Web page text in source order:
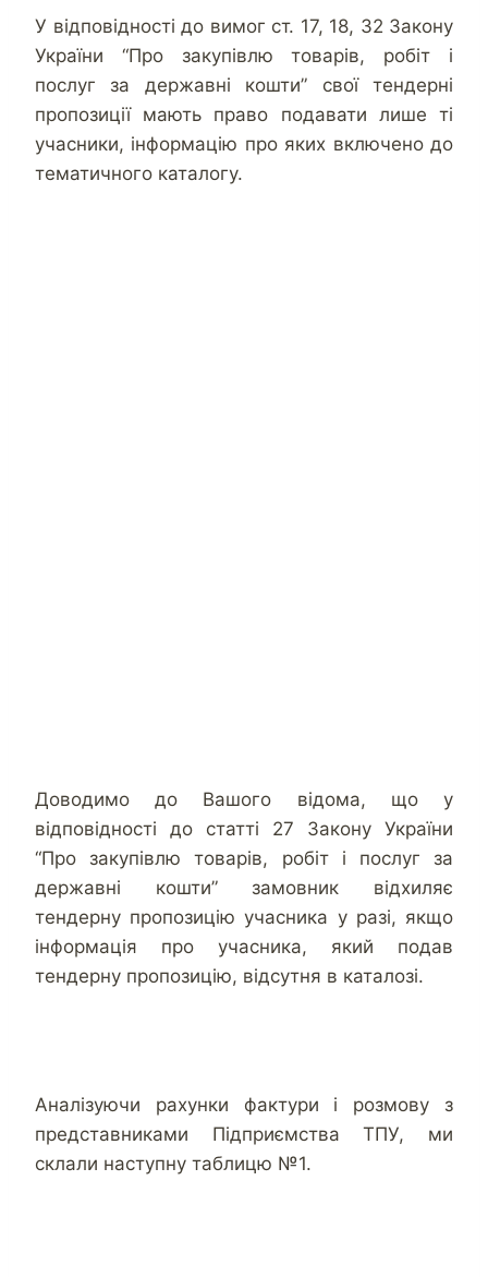
У відповідності до вимог ст. 17, 18, 32 Закону
України “Про закупівлю товарів, робіт і
послуг за державні кошти” свої тендерні
пропозиції мають право подавати лише ті
учасники, інформацію про яких включено до
тематичного каталогу.
Доводимо до Вашого відома, що у
відповідності до статті 27 Закону України
“Про закупівлю товарів, робіт і послуг за
державні кошти” замовник відхиляє
тендерну пропозицію учасника у разі, якщо
інформація про учасника, який подав
тендерну пропозицію, відсутня в каталозі.
Аналізуючи рахунки фактури і розмову з
представниками Підприємства ТПУ, ми
склали наступну таблицю №1.